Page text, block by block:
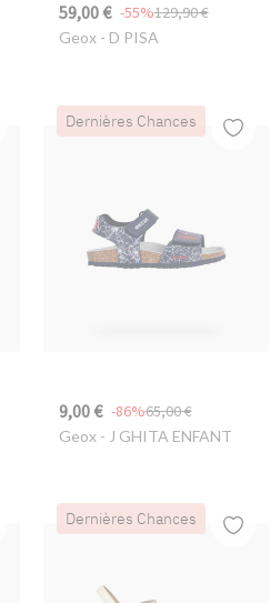
59,00 € 129,90 €
-55%
Geox- D PISA
Dernières Chances
9,00 € 65,00 €
-86%
Geox- J GHITA ENFANT
Dernières Chances